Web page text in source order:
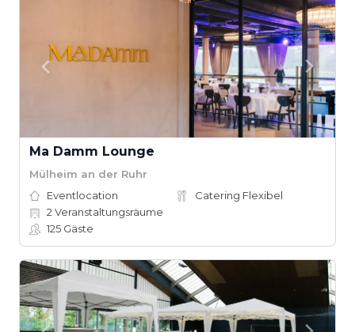
Ma Damm Lounge
Mülheim an der Ruhr
Eventlocation
Catering Flexibel
2 Veranstaltungsräume
125 Gäste